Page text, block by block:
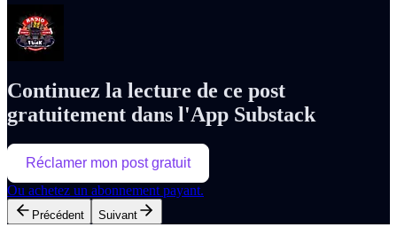
Continuez la lecture de ce post
gratuitement dans l'App Substack
Réclamer mon post gratuit
Ou achetez un abonnement payant.
Précédent Suivant